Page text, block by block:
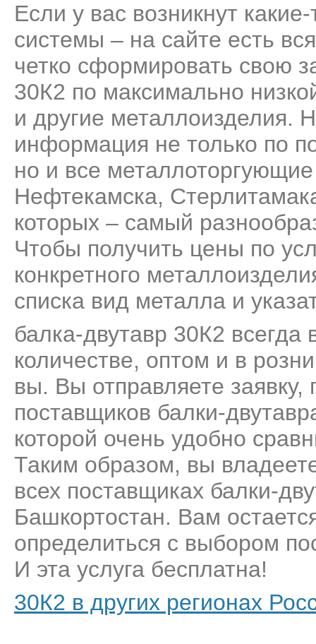
Если у вас возникнут
системы – на сайте есть
четко сформировать свою
30К2 по максимально
и другие металлоизделия.
информация не только по
но и все
Нефтекамска,
которых – самый
Чтобы получить цены по
конкретного
списка вид металла и
балка-двутавр 30К2
количестве, оптом и в
вы. Вы отправляете заявку,
поставщиков балки-
которой очень удобно
Таким образом, вы
всех поставщиках балки-
Башкортостан. Вам
определиться с выбором
И эта услуга бесплатна!
30К2 в других регионах